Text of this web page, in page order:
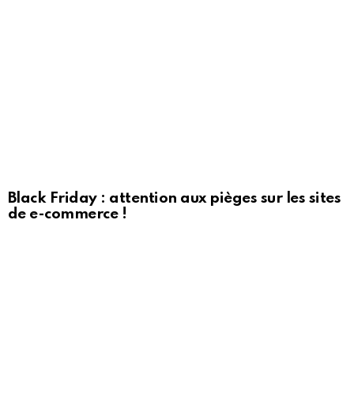
Black Friday : attention aux pièges sur les sites
de e-commerce !